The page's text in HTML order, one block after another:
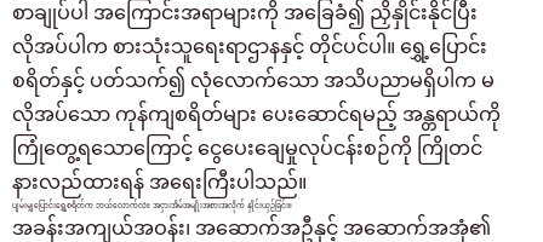
စာချုပ်ပါ အကြောင်းအရာများကို အခြေခံ၍ ညှိနှိုင်းနိုင်ပြီး
လိုအပ်ပါက စားသုံးသူရေးရာဌာနနှင့် တိုင်ပင်ပါ။ ရွှေ့ပြောင်း
စရိတ်နှင့် ပတ်သက်၍ လုံလောက်သော အသိပညာမရှိပါက မ
လိုအပ်သော ကုန်ကျစရိတ်များ ပေးဆောင်ရမည့် အန္တရာယ်ကို
ကြုံတွေ့ရသောကြောင့် ငွေပေးချေမှုလုပ်ငန်းစဉ်ကို ကြိုတင်
နားလည်ထားရန် အရေးကြီးပါသည်။
ပျမ်းမျှပြောင်းရွှေ့စရိတ်က ဘယ်လောက်လဲ။ အငှားအိမ်အမျိုးအစားအလိုက် နှိုင်းယှဉ်ခြင်း။
အခန်းအကျယ်အဝန်း၊ အဆောက်အဦနှင့် အဆောက်အအုံ၏